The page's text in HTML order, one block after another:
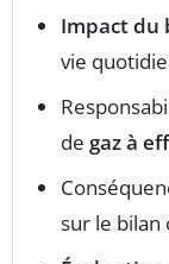
Impact du
vie
de gaz à
sur le bilan